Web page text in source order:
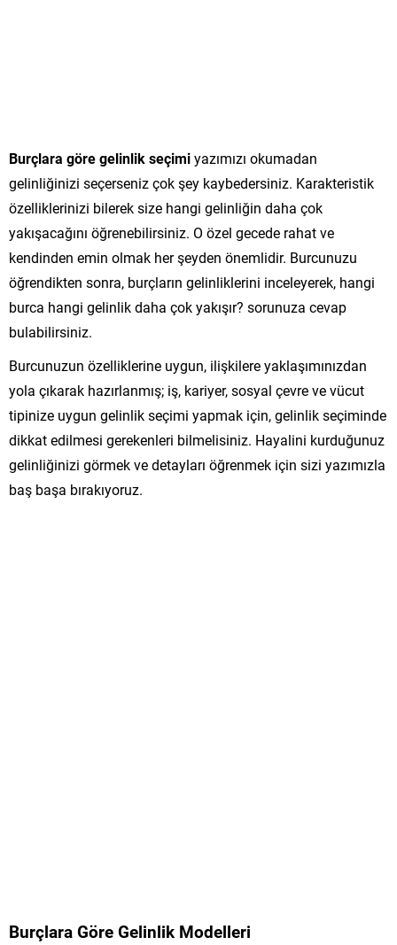
Burçlara göre gelinlik seçimiyazımızı okumadan
gelinliğinizi seçerseniz çok şey kaybedersiniz. Karakteristik
özelliklerinizi bilerek size hangi gelinliğin daha çok
yakışacağını öğrenebilirsiniz. O özel gecede rahat ve
kendinden emin olmak her şeyden önemlidir. Burcunuzu
öğrendikten sonra, burçların gelinliklerini inceleyerek, hangi
burca hangi gelinlik daha çok yakışır? sorunuza cevap
bulabilirsiniz.
Burcunuzun özelliklerine uygun, ilişkilere yaklaşımınızdan
yola çıkarak hazırlanmış; iş, kariyer, sosyal çevre ve vücut
tipinize uygun gelinlik seçimi yapmak için, gelinlik seçiminde
dikkat edilmesi gerekenleri bilmelisiniz. Hayalini kurduğunuz
gelinliğinizi görmek ve detayları öğrenmek için sizi yazımızla
baş başa bırakıyoruz.
Burçlara Göre Gelinlik Modelleri